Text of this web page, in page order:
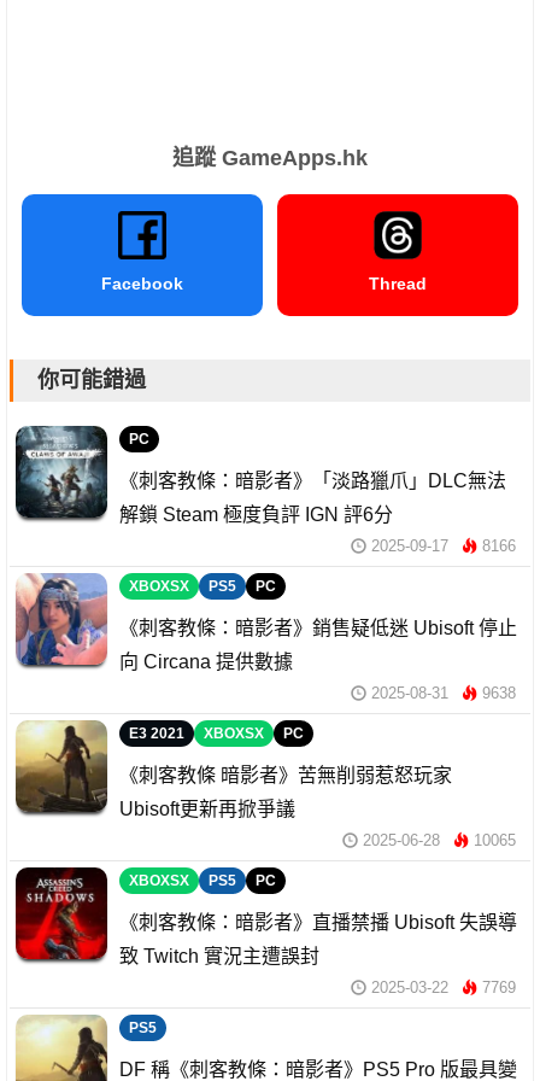
追蹤 GameApps.hk
Facebook Thread
你可能錯過
PC
《刺客教條：暗影者》「淡路獵爪」DLC無法
解鎖 Steam 極度負評 IGN 評6分
2025-09-17 8166
XBOXSX PS5 PC
《刺客教條：暗影者》銷售疑低迷 Ubisoft 停止
向 Circana 提供數據
2025-08-31 9638
E3 2021 XBOXSX PC
《刺客教條 暗影者》苦無削弱惹怒玩家
Ubisoft更新再掀爭議
2025-06-28 10065
XBOXSX PS5 PC
《刺客教條：暗影者》直播禁播 Ubisoft 失誤導
致 Twitch 實況主遭誤封
2025-03-22 7769
PS5
DF 稱《刺客教條：暗影者》PS5 Pro 版最具變